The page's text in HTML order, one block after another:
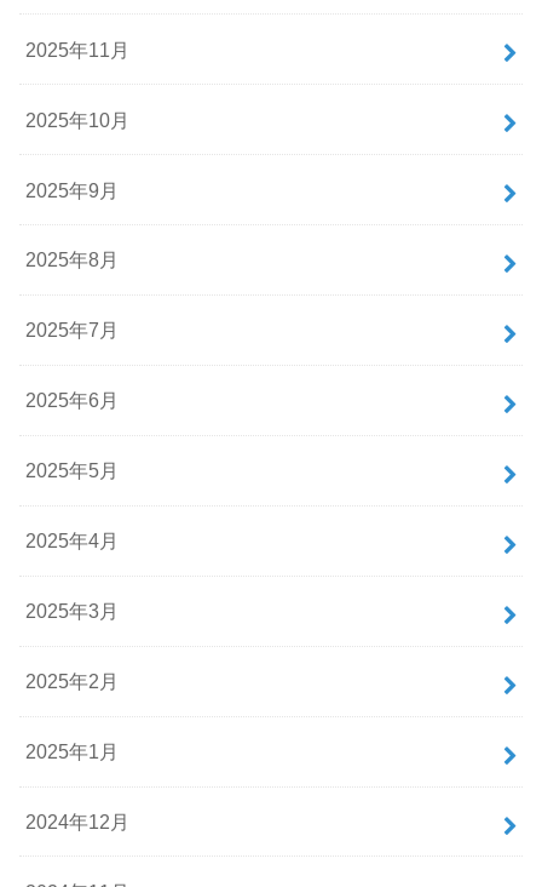
2025年11月
2025年10月
2025年9月
2025年8月
2025年7月
2025年6月
2025年5月
2025年4月
2025年3月
2025年2月
2025年1月
2024年12月